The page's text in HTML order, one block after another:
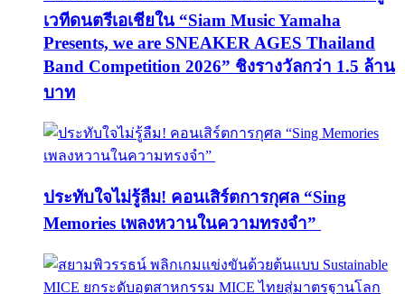
เวทีดนตรีเอเชียใน “Siam Music Yamaha
Presents, we are SNEAKER AGES Thailand
Band Competition 2026” ชิงรางวัลกว่า 1.5 ล้าน
บาท
ประทับใจไม่รู้ลืม! คอนเสิร์ตการกุศล “Sing
Memories เพลงหวานในความทรงจำ”